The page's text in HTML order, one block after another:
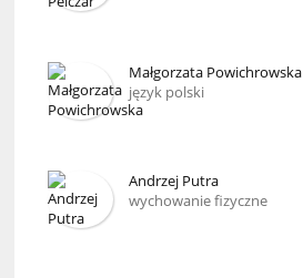
Małgorzata Powichrowska
język polski
Andrzej Putra
wychowanie fizyczne